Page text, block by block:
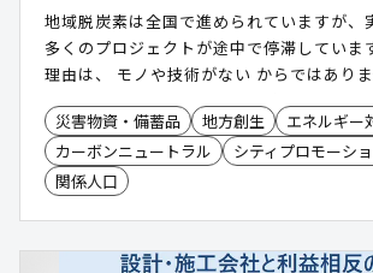
地域脱炭素は全国で進められていますが、
多くのプロジェクトが途中で停滞していま
理由は、 モノや技術がない からではあり
再エネ設備や蓄電池、VPPなどのモノや技
存在しています。 一方で、脱炭素を推進す
ある「地域」に事業を設計する人材が不足
る、何から着手すればよいかわからない、
のではなく「 プロジェクトを前へ進める
災害物資・備蓄品 地方創生
エネルギー
カーボンニュートラル
シティプロモーシ
関係人口